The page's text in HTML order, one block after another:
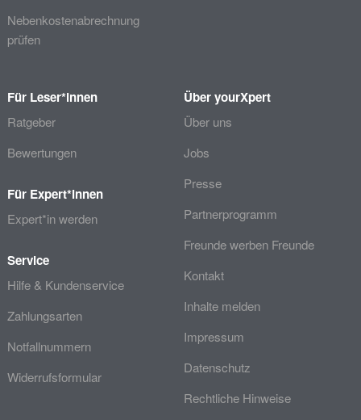
Nebenkostenabrechnung
prüfen
Für Leser*innen
Ratgeber
Bewertungen
Für Expert*innen
Expert*in werden
Service
Hilfe & Kundenservice
Zahlungsarten
Notfallnummern
Widerrufsformular
Über yourXpert
Über uns
Jobs
Presse
Partnerprogramm
Freunde werben Freunde
Kontakt
Inhalte melden
Impressum
Datenschutz
Rechtliche Hinweise